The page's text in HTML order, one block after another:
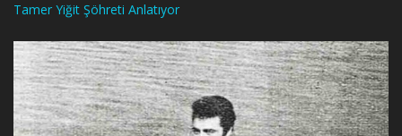
Tamer Yiğit Şöhreti Anlatıyor